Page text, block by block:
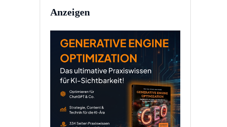
Anzeigen